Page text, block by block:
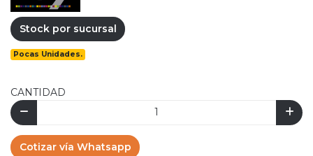
Stock por sucursal
Pocas Unidades.
CANTIDAD
Cotizar vía Whatsapp